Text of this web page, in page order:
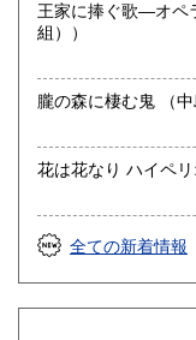
歴史、外国文学、近
王家に捧ぐ歌―オペラ「アイ
組））
朧の
全ての新着情報